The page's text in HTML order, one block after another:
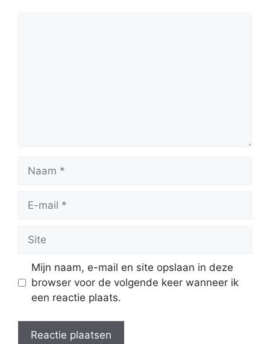
Naam
Site
Mijn naam, e-mail en site opslaan in deze
browser voor de volgende keer wanneer ik
een reactie plaats.